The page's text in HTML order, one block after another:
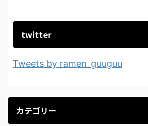
twitter
Tweets by ramen_guuguu
カテゴリー